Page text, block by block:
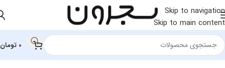
Skip to navigation
Skip to main content
0 تومان